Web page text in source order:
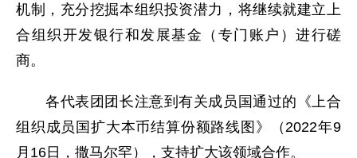
机制，充分挖掘本组织投资潜力，将继续就建立上
合组织开发银行和发展基金（专门账户）进行磋
商。
各代表团团长注意到有关成员国通过的《上合
组织成员国扩大本币结算份额路线图》（2022年9
月16日，撒马尔罕），支持扩大该领域合作。